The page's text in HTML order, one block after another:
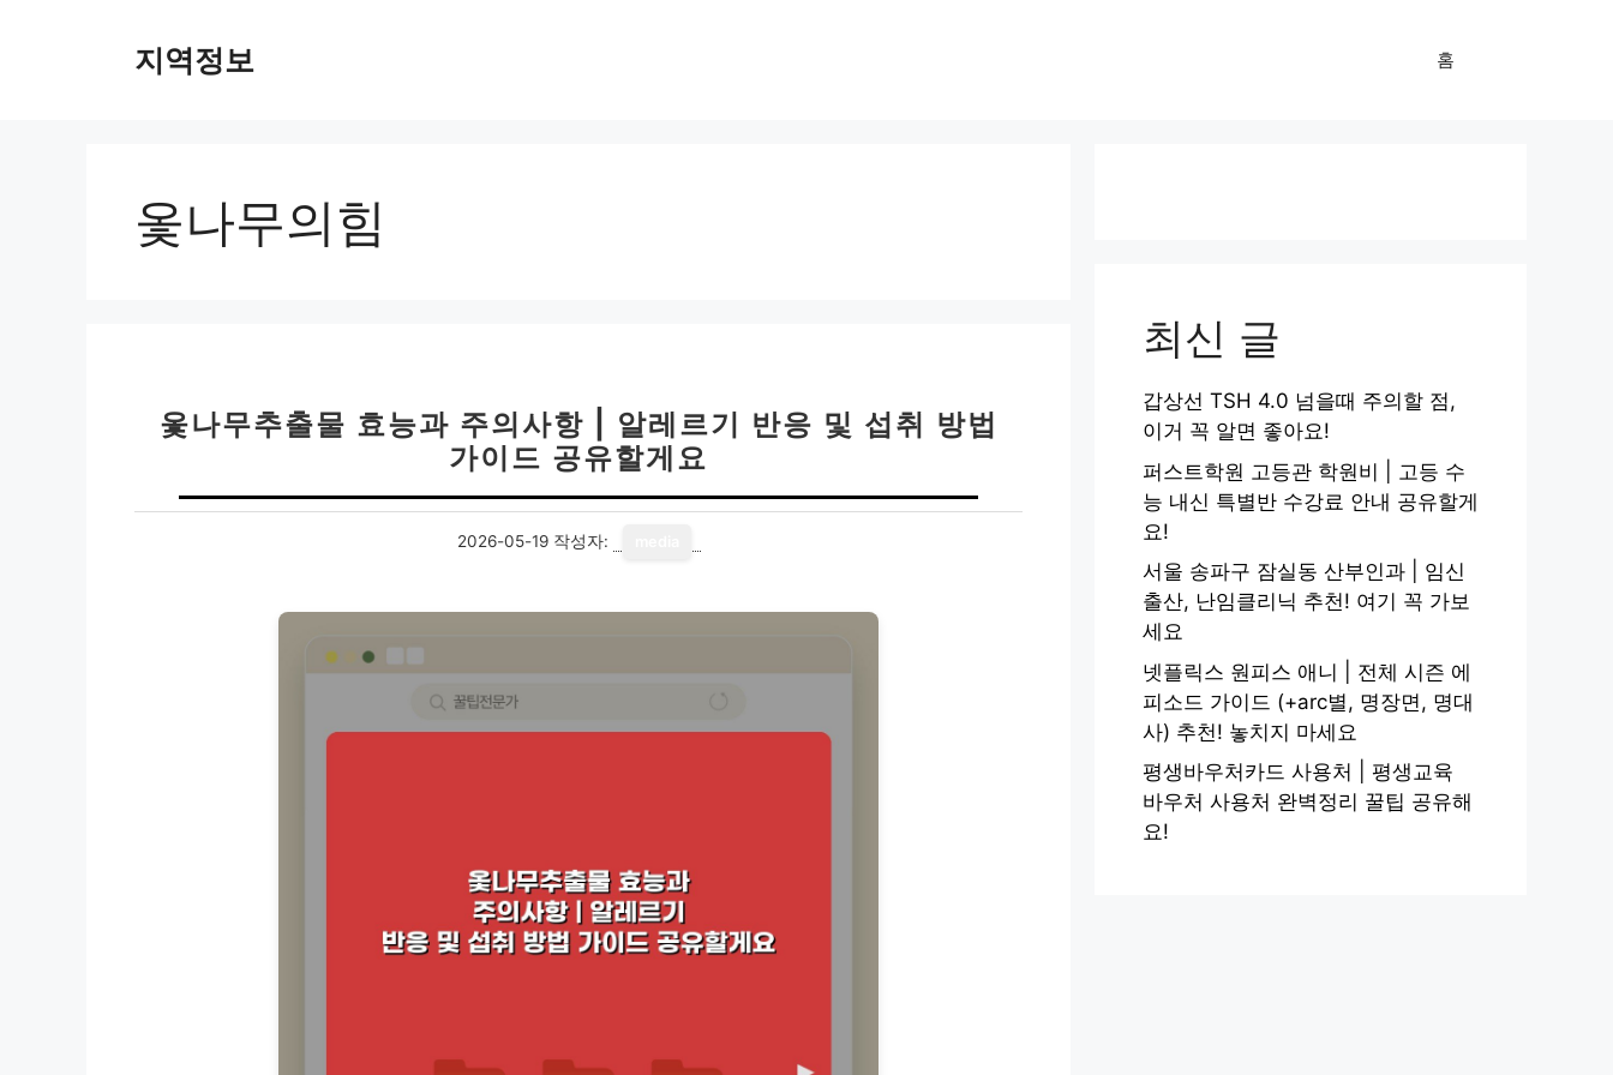
지역정보 홈
옻나무의힘
옻나무추출물 효능과 주의사항 | 알레르기 반응 및 섭취 방법
가이드 공유할게요
2026-05-19 작성자:
최신 글
갑상선 TSH 4.0 넘을때 주의할 점,
이거 꼭 알면 좋아요!
퍼스트학원 고등관 학원비 | 고등 수
능 내신 특별반 수강료 안내 공유할게
요!
서울 송파구 잠실동 산부인과 | 임신
출산, 난임클리닉 추천! 여기 꼭 가보
세요
넷플릭스 원피스 애니 | 전체 시즌 에
피소드 가이드 (+arc별, 명장면, 명대
사) 추천! 놓치지 마세요
평생바우처카드 사용처 | 평생교육
바우처 사용처 완벽정리 꿀팁 공유해
요!